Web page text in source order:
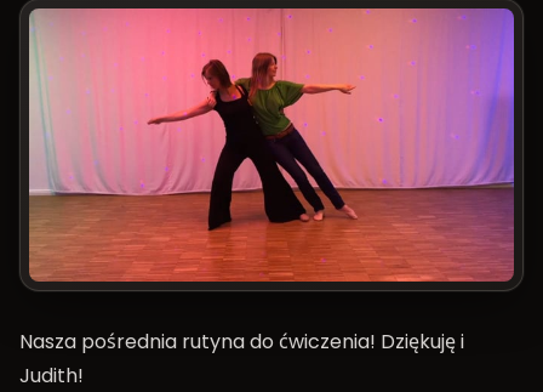
Nasza pośrednia rutyna do ćwiczenia! Dziękuję i
Judith!